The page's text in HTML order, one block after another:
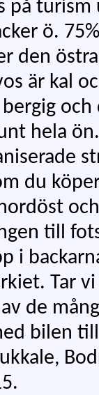
på
ö.
den
är kal
hela
du
till
i
Tar
de
bilen